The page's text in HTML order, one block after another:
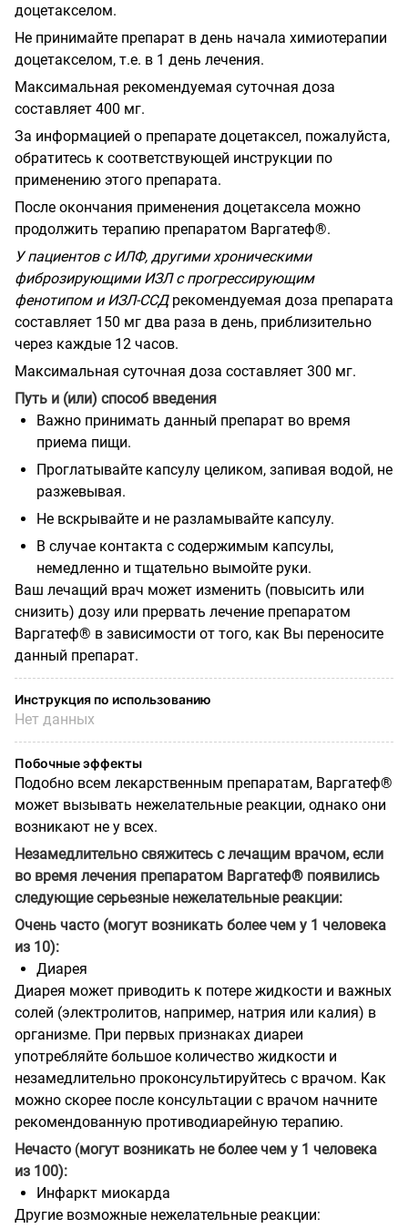
доцетакселом.
Не принимайте препарат в день начала химиотерапии
доцетакселом, т.е. в 1 день лечения.
Максимальная рекомендуемая суточная доза
составляет 400 мг.
За информацией о препарате доцетаксел, пожалуйста,
обратитесь к соответствующей инструкции по
применению этого препарата.
После окончания применения доцетаксела можно
продолжить терапию препаратом Варгатеф®.
У пациентов с ИЛФ, другими хроническими
фиброзирующими ИЗЛ с прогрессирующим
фенотипом и ИЗЛ-ССДрекомендуемая доза препарата
составляет 150 мг два раза в день, приблизительно
через каждые 12 часов.
Максимальная суточная доза составляет 300 мг.
Путь и (или) способ введения
Важно принимать данный препарат во время
приема пищи.
Проглатывайте капсулу целиком, запивая водой, не
разжевывая.
Не вскрывайте и не разламывайте капсулу.
В случае контакта с содержимым капсулы,
немедленно и тщательно вымойте руки.
Ваш лечащий врач может изменить (повысить или
снизить) дозу или прервать лечение препаратом
Варгатеф® в зависимости от того, как Вы переносите
данный препарат.
Инструкция по использованию
Нет данных
Побочные эффекты
Подобно всем лекарственным препаратам, Варгатеф®
может вызывать нежелательные реакции, однако они
возникают не у всех.
Незамедлительно свяжитесь с лечащим врачом, если
во время лечения препаратом Варгатеф® появились
следующие серьезные нежелательные реакции:
Очень часто (могут возникать более чем у 1 человека
из 10):
Диарея
Диарея может приводить к потере жидкости и важных
солей (электролитов, например, натрия или калия) в
организме. При первых признаках диареи
употребляйте большое количество жидкости и
незамедлительно проконсультируйтесь с врачом. Как
можно скорее после консультации с врачом начните
рекомендованную противодиарейную терапию.
Нечасто (могут возникать не более чем у 1 человека
из 100):
Инфаркт миокарда
Другие возможные нежелательные реакции: